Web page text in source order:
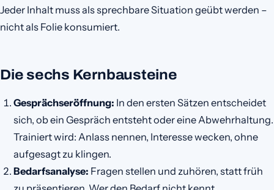
Jeder Inhalt muss als sprechbare Situation geübt werden –
nicht als Folie konsumiert.
Die sechs Kernbausteine
Gesprächseröffnung: In den ersten Sätzen entscheidet
sich, ob ein Gespräch entsteht oder eine Abwehrhaltung.
Trainiert wird: Anlass nennen, Interesse wecken, ohne
aufgesagt zu klingen.
Bedarfsanalyse: Fragen stellen und zuhören, statt früh